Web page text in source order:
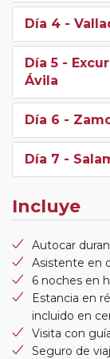
Día 4 -
Día 5 -
Ávila
Día 6 -
Día 7 -
Incluye
Autocar
Asistente en
6 noches en
Estancia en
incluido en
Visita con
Seguro de